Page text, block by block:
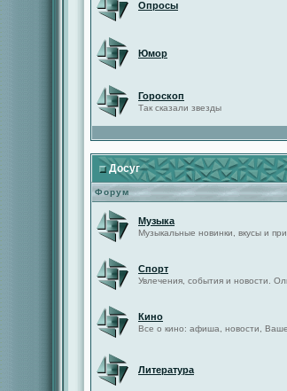
Опросы
Юмор
Гороскоп
Так сказали звезды
Досуг
Форум
Музыка
Музыкальные новинки, вкусы и
Спорт
Увлечения, события и новости.
Кино
Все о кино: афиша, новости,
Литература